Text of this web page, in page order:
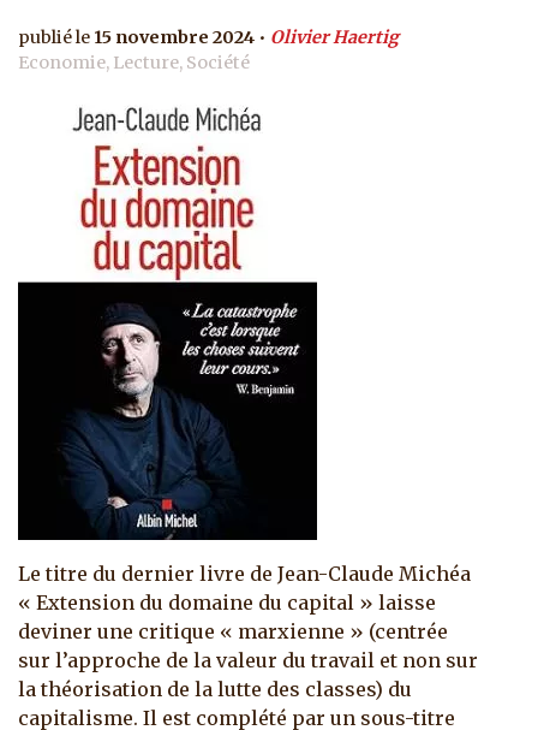
15 novembre 2024
Olivier Haertig
Economie, Lecture, Société
Le titre du dernier livre de Jean-Claude Michéa
« Extension du domaine du capital » laisse
deviner une critique « marxienne » (centrée
sur l’approche de la valeur du travail et non sur
la théorisation de la lutte des classes) du
capitalisme. Il est complété par un sous-titre